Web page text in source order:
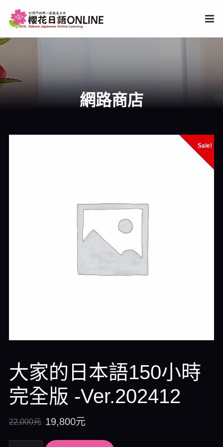
網路商店
Sale!
大家的日本語150小時
完全版 -Ver.202412
22,000元 19,800元